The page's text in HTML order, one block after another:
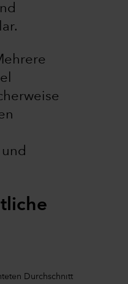
Durchschnitt